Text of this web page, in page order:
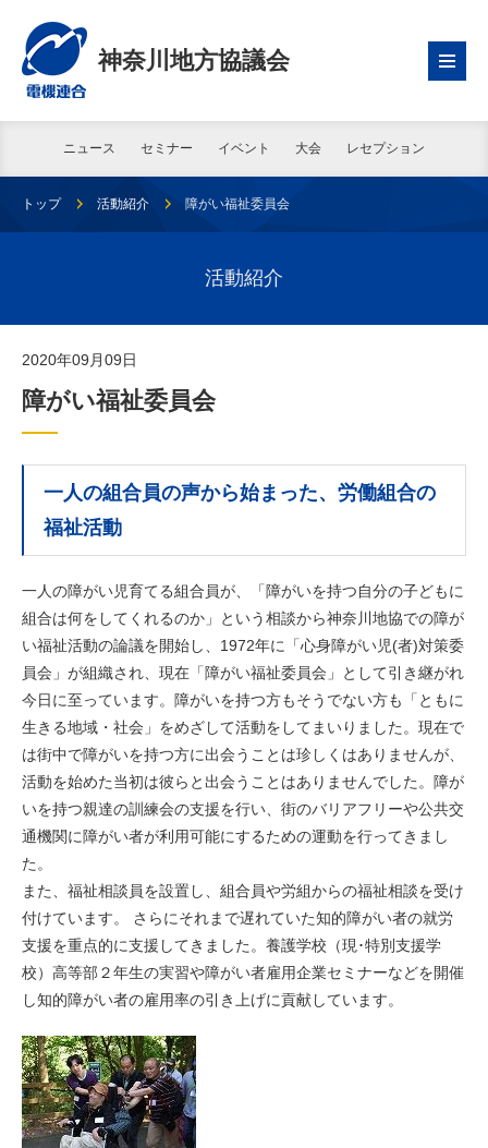
神奈川地方協議会
ニュース セミナー イベント 大会 レセプション
トップ 活動紹介 障がい福祉委員会
活動紹介
2020年09月09日
障がい福祉委員会
一人の組合員の声から始まった、労働組合の
福祉活動
一人の障がい児育てる組合員が、「障がいを持つ自分の子どもに
組合は何をしてくれるのか」という相談から神奈川地協での障が
い福祉活動の論議を開始し、1972年に「心身障がい児(者)対策委
員会」が組織され、現在「障がい福祉委員会」として引き継がれ
今日に至っています。障がいを持つ方もそうでない方も「ともに
生きる地域・社会」をめざして活動をしてまいりました。現在で
は街中で障がいを持つ方に出会うことは珍しくはありませんが、
活動を始めた当初は彼らと出会うことはありませんでした。障が
いを持つ親達の訓練会の支援を行い、街のバリアフリーや公共交
通機関に障がい者が利用可能にするための運動を行ってきまし
た。
また、福祉相談員を設置し、組合員や労組からの福祉相談を受け
付けています。 さらにそれまで遅れていた知的障がい者の就労
支援を重点的に支援してきました。養護学校（現･特別支援学
校）高等部２年生の実習や障がい者雇用企業セミナーなどを開催
し知的障がい者の雇用率の引き上げに貢献しています。